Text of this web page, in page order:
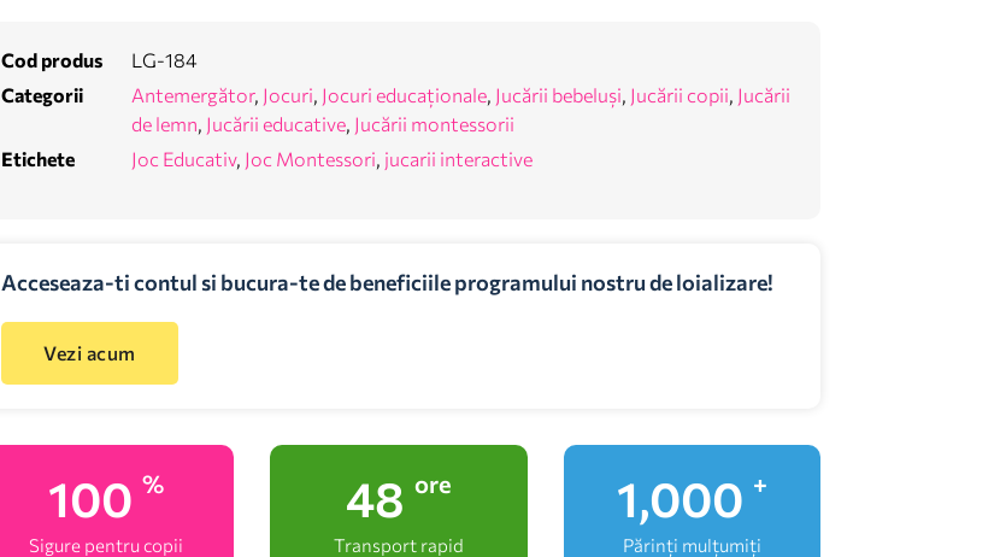
Cod produs
LG-184
Categorii
Antemergător, Jocuri, Jocuri educaționale, Jucării bebeluși, Jucării copii, Jucării
de lemn, Jucării educative, Jucării montessorii
Etichete
Joc Educativ, Joc Montessori, jucarii interactive
Acceseaza-ti contul si bucura-te de beneficiile programului nostru de loializare!
Vezi acum
100 %
Sigure pentru copii
48 ore
Transport rapid
1,000 +
Părinți mulțumiți